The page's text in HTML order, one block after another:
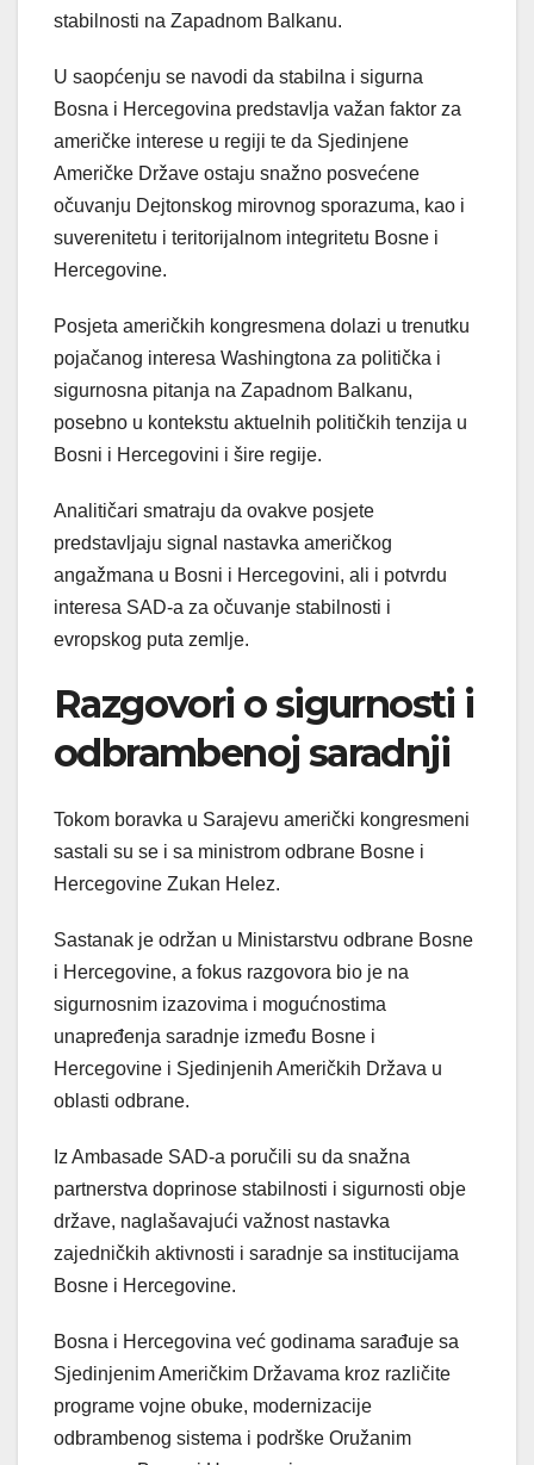
stabilnosti na Zapadnom Balkanu.
U saopćenju se navodi da stabilna i sigurna
Bosna i Hercegovina predstavlja važan faktor za
američke interese u regiji te da Sjedinjene
Američke Države ostaju snažno posvećene
očuvanju Dejtonskog mirovnog sporazuma, kao i
suverenitetu i teritorijalnom integritetu Bosne i
Hercegovine.
Posjeta američkih kongresmena dolazi u trenutku
pojačanog interesa Washingtona za politička i
sigurnosna pitanja na Zapadnom Balkanu,
posebno u kontekstu aktuelnih političkih tenzija u
Bosni i Hercegovini i šire regije.
Analitičari smatraju da ovakve posjete
predstavljaju signal nastavka američkog
angažmana u Bosni i Hercegovini, ali i potvrdu
interesa SAD-a za očuvanje stabilnosti i
evropskog puta zemlje.
Razgovori o sigurnosti i
odbrambenoj saradnji
Tokom boravka u Sarajevu američki kongresmeni
sastali su se i sa ministrom odbrane Bosne i
Hercegovine Zukan Helez.
Sastanak je održan u Ministarstvu odbrane Bosne
i Hercegovine, a fokus razgovora bio je na
sigurnosnim izazovima i mogućnostima
unapređenja saradnje između Bosne i
Hercegovine i Sjedinjenih Američkih Država u
oblasti odbrane.
Iz Ambasade SAD-a poručili su da snažna
partnerstva doprinose stabilnosti i sigurnosti obje
države, naglašavajući važnost nastavka
zajedničkih aktivnosti i saradnje sa institucijama
Bosne i Hercegovine.
Bosna i Hercegovina već godinama sarađuje sa
Sjedinjenim Američkim Državama kroz različite
programe vojne obuke, modernizacije
odbrambenog sistema i podrške Oružanim